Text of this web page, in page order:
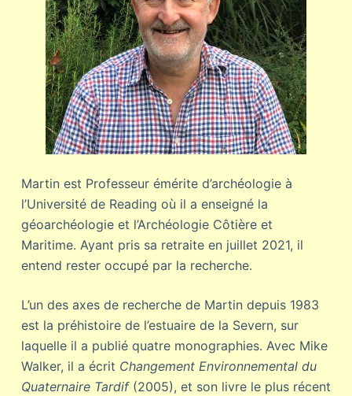
Martin est Professeur émérite d’archéologie à
l’Université de Reading où il a enseigné la
géoarchéologie et l’Archéologie Côtière et
Maritime. Ayant pris sa retraite en juillet 2021, il
entend rester occupé par la recherche.
L’un des axes de recherche de Martin depuis 1983
est la préhistoire de l’estuaire de la Severn, sur
laquelle il a publié quatre monographies. Avec Mike
Walker, il a écrit Changement Environnemental du
Quaternaire Tardif(2005), et son livre le plus récent